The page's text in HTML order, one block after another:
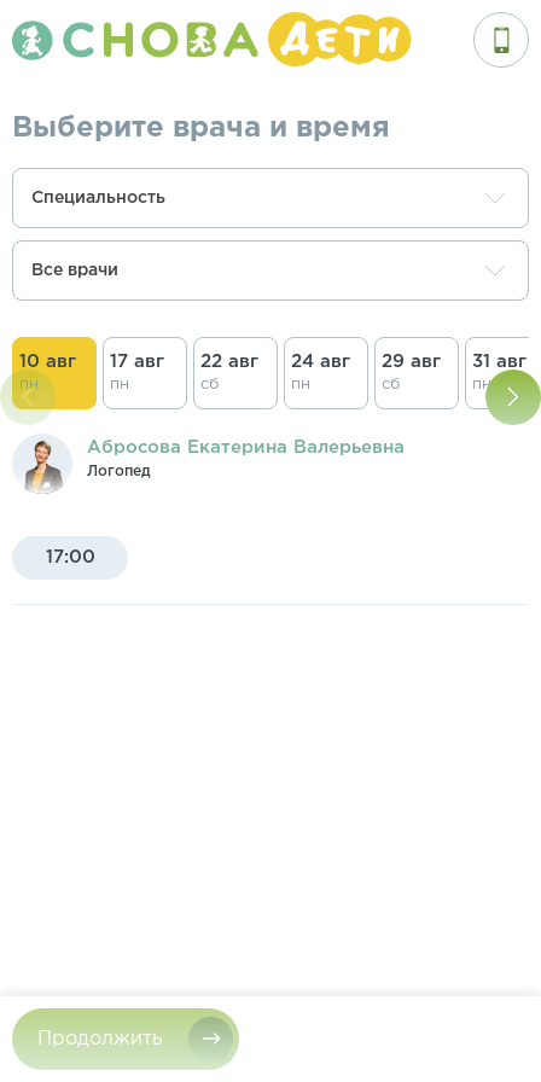
Выберите врача и время
Специальность
Все врачи
10 авг
пн
17 авг
пн
22 авг
сб
24 авг
пн
29 авг
сб
31 авг
пн
Абросова Екатерина Валерьевна
Логопед
17:00
Продолжить